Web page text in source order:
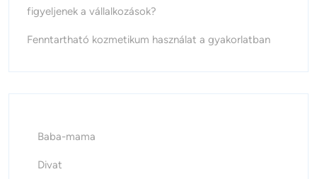
figyeljenek a vállalkozások?
Fenntartható kozmetikum használat a gyakorlatban
Baba-mama
Divat